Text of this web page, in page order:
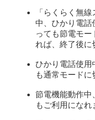
「らくらく無
中、ひかり電話
っても節電モ
れば、終了後に
ひかり電話使用
も通常モード
節電機能動作中
もご利用になれ